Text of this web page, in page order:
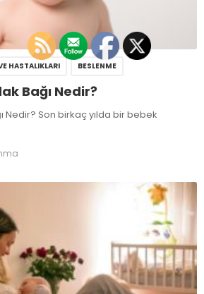
HASTALIKLARI BESLENME
Bağı Nedir?
Nedir? Son birkaç yılda bir bebek